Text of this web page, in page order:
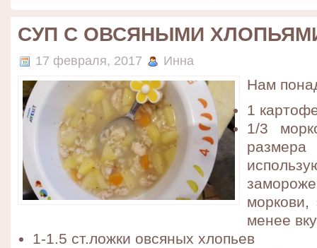
СУП С ОВСЯНЫМИ
17 февраля, 2017 Инна
Нам
1
1/3
менее
1-1.5 ст.ложки овсяных хлопьев